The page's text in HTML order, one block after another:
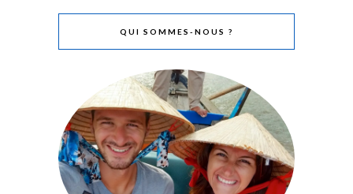
QUI SOMMES-NOUS ?